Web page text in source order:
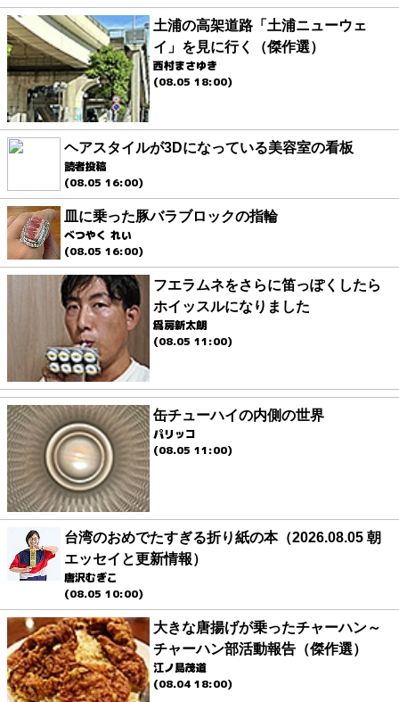
土浦の高架道路「土浦ニューウェ
イ」を見に行く（傑作選）
西村まさゆき
(08.05 18:00)
ヘアスタイルが3Dになっている美容室の看板
読者投稿
(08.05 16:00)
皿に乗った豚バラブロックの指輪
べつやく れい
(08.05 16:00)
フエラムネをさらに笛っぽくしたら
ホイッスルになりました
爲房新太朗
(08.05 11:00)
缶チューハイの内側の世界
パリッコ
(08.05 11:00)
台湾のおめでたすぎる折り紙の本（2026.08.05 朝
エッセイと更新情報）
唐沢むぎこ
(08.05 10:00)
大きな唐揚げが乗ったチャーハン～
チャーハン部活動報告（傑作選）
江ノ島茂道
(08.04 18:00)